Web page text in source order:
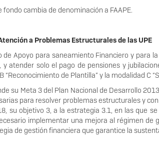
cambia de denominación a FAAPE.
a Problemas Estructurales de las UPE
de Apoyo para saneamiento Financiero y para
y atender solo el pago de pensiones y
“Reconocimiento de Plantilla” y la modalidad C
su Meta 3 del Plan Nacional de Desarrollo
para resolver problemas estructurales y
su objetivo 3, a la estrategia 3.1, en las que
implementar una mejora al régimen
de gestión financiera que garantice la